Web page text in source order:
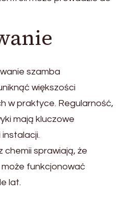
szamba
większości
w praktyce. Regularność,
mają kluczowe
chemii sprawiają, że
może funkcjonować
lat.